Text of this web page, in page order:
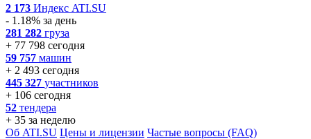
2 173 Индекс ATI.SU
- 1.18% за день
281 282 груза
+ 77 798 сегодня
59 757 машин
+ 2 493 сегодня
445 327 участников
+ 106 сегодня
52 тендера
+ 35 за неделю
Об ATI.SU Цены и лицензии Частые вопросы (FAQ)